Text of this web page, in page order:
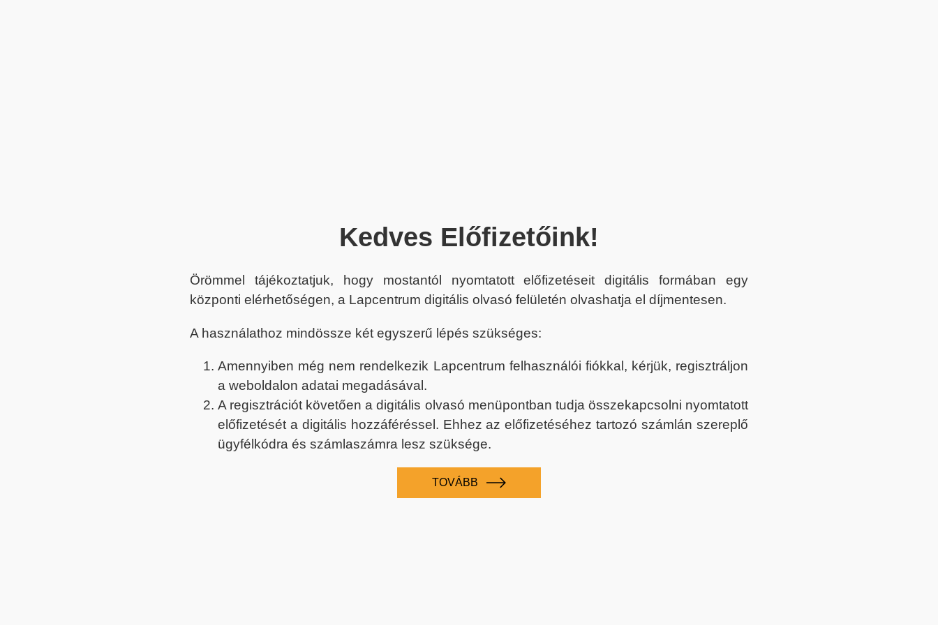
Kedves Előfizetőink!
Örömmel tájékoztatjuk, hogy mostantól nyomtatott előfizetéseit digitális formában egy
központi elérhetőségen, a Lapcentrum digitális olvasó felületén olvashatja el díjmentesen.
A használathoz mindössze két egyszerű lépés szükséges:
Amennyiben még nem rendelkezik Lapcentrum felhasználói fiókkal, kérjük, regisztráljon
a weboldalon adatai megadásával.
A regisztrációt követően a digitális olvasó menüpontban tudja összekapcsolni nyomtatott
előfizetését a digitális hozzáféréssel. Ehhez az előfizetéséhez tartozó számlán szereplő
ügyfélkódra és számlaszámra lesz szüksége.
TOVÁBB